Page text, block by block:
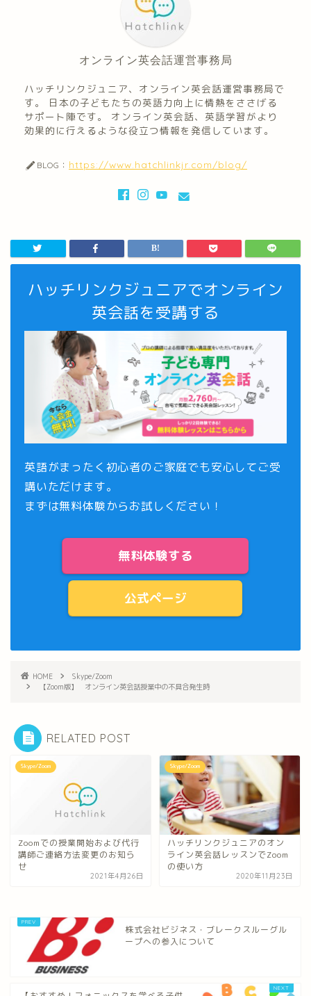
オンライン英会話運営事務局
ハッチリンクジュニア、オンライン英会話運営事務局で
す。 日本の子どもたちの英語力向上に情熱をささげる
サポート陣です。 オンライン英会話、英語学習がより
効果的に行えるような役立つ情報を発信しています。
BLOG： https://www.hatchlinkjr.com/blog/
ハッチリンクジュニアでオンライン
英会話を受講する
英語がまったく初心者のご家庭でも安心してご受
講いただけます。
まずは無料体験からお試しください！
無料体験する
公式ページ
HOME
Skype/Zoom
【Zoom版】 オンライン英会話授業中の不具合発生時
RELATED POST
Skype/Zoom
Zoomでの授業開始および代行
講師ご連絡方法変更のお知ら
せ
2021年4月26日
Skype/Zoom
ハッチリンクジュニアのオン
ライン英会話レッスンでZoom
の使い方
2020年11月23日
株式会社ビジネス・ブレークスルーグル
ープへの参入について